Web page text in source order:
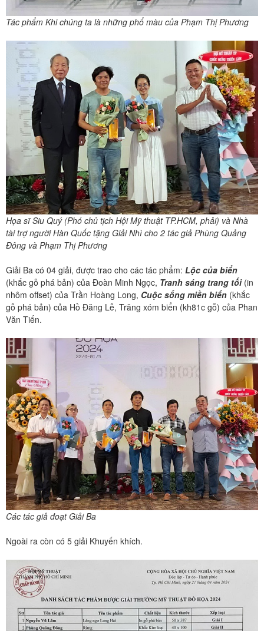
Tác phẩm Khi chúng ta là những phổ màu của Phạm Thị Phương
Họa sĩ Siu Quý (Phó chủ tịch Hội Mỹ thuật TP.HCM, phải) và Nhà
tài trợ người Hàn Quốc tặng Giải Nhì cho 2 tác giả Phùng Quảng
Đông và Phạm Thị Phương
Giải Ba có 04 giải, được trao cho các tác phẩm: Lộc của biển
(khắc gỗ phá bản) của Đoàn Minh Ngọc, Tranh sáng trang tối(in
nhôm offset) của Trần Hoàng Long, Cuộc sống miền biển (khắc
gỗ phá bản) của Hồ Đăng Lễ, Trăng xóm biển (kh81c gỗ) của Phan
Văn Tiến.
Các tác giả đoạt Giải Ba
Ngoài ra còn có 5 giải Khuyến khích.